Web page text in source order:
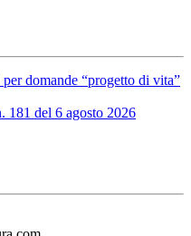
domande “progetto di vita”
181 del 6 agosto 2026